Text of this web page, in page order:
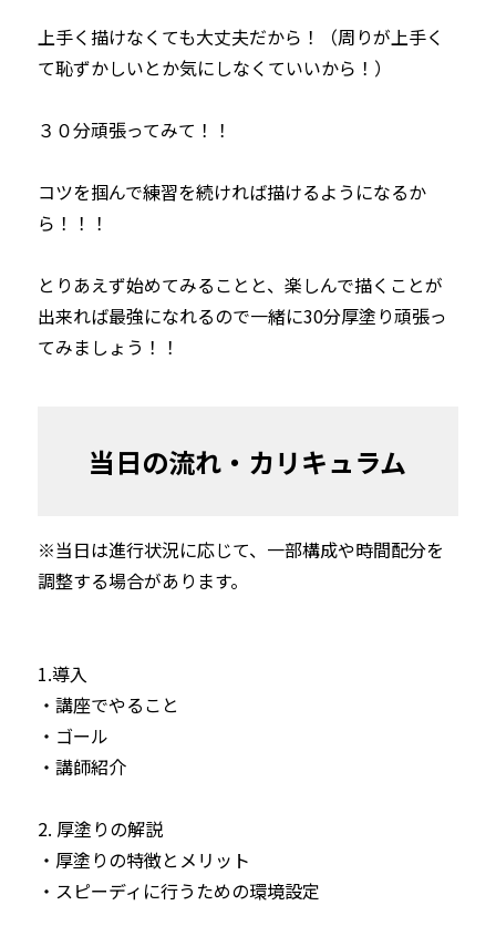
上手く描けなくても大丈夫だから！（周りが上手く
て恥ずかしいとか気にしなくていいから！）
３０分頑張ってみて！！
コツを掴んで練習を続ければ描けるようになるか
ら！！！
とりあえず始めてみることと、楽しんで描くことが
出来れば最強になれるので一緒に30分厚塗り頑張っ
てみましょう！！
当日の流れ・カリキュラム
※当日は進行状況に応じて、一部構成や時間配分を
調整する場合があります。
1.導入
・講座でやること
・ゴール
・講師紹介
2. 厚塗りの解説
・厚塗りの特徴とメリット
・スピーディに行うための環境設定